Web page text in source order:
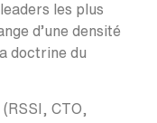
les plus
d’une densité
doctrine du
CTO,